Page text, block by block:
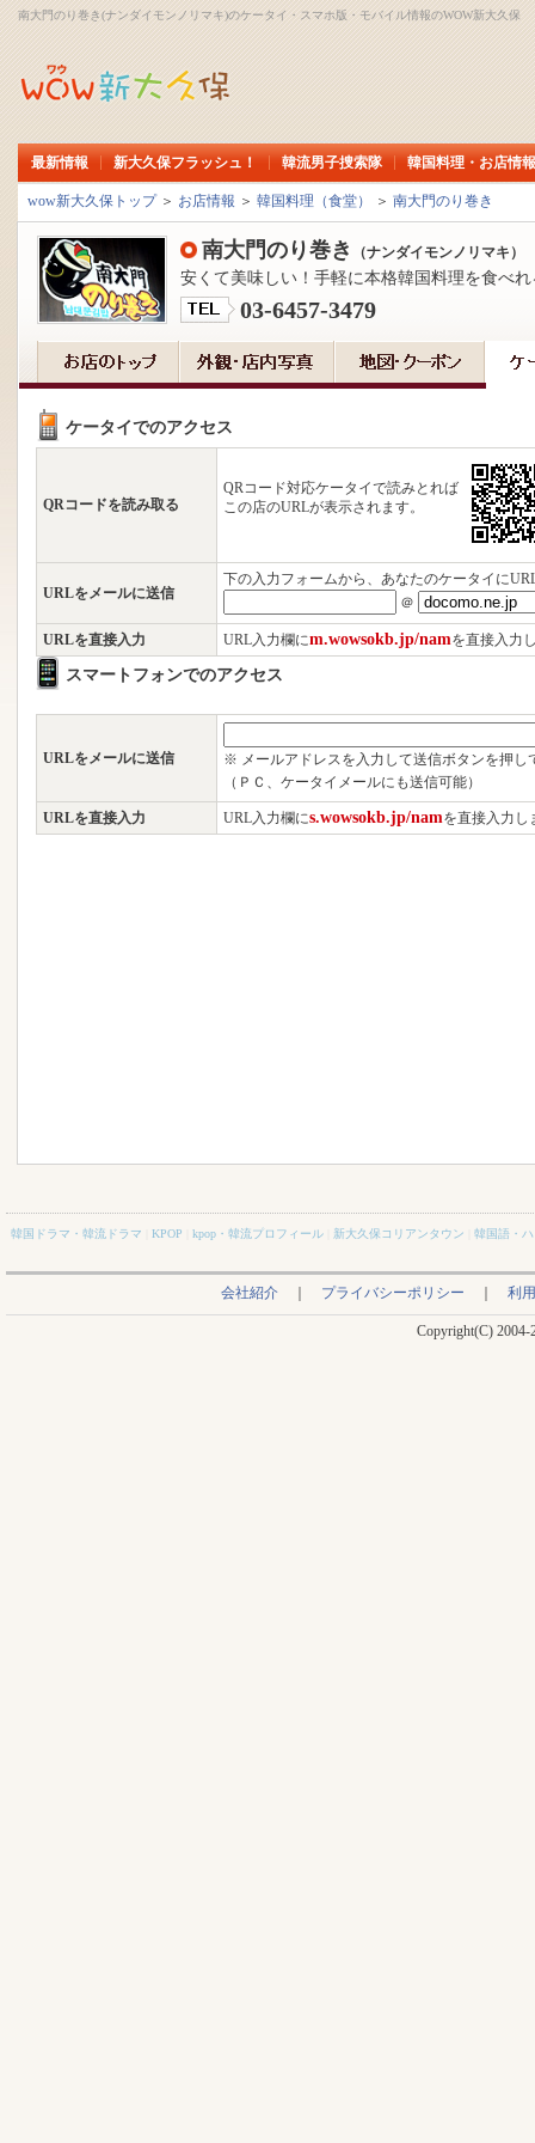
南大門のり巻き(ナンダイモンノリマキ)のケータイ・スマホ版・モバイル情報のWOW新大久保
最新情報 新大久保フラッシュ！ 韓流男子捜索隊 韓国料理・お店情報
wow新大久保トップ＞ お店情報 ＞ 韓国料理（食堂） ＞ 南大門のり巻き
南大門のり巻き （ナンダイモンノリマキ）
安くて美味しい！手軽に本格韓国料理を食べれ
03-6457-3479
ケータイでのアクセス
QRコードを読み取る
QRコード対応ケータイで読みとれば
この店のURLが表示されます。
URLをメールに送信
下の入力フォームから、あなたのケータイに
＠
URLを直接入力 URL入力欄にm.wowsokb.jp/namを直接入力
スマートフォンでのアクセス
URLをメールに送信
※ メールアドレスを入力して送信ボタンを押し
（ＰＣ、ケータイメールにも送信可能）
URLを直接入力 URL入力欄にs.wowsokb.jp/namを直接入力し
韓国ドラマ・韓流ドラマ KPOP kpop・韓流プロフィール 新大久保コリアンタウン 韓国語・
会社紹介 プライバシーポリシー 利
Copyright(C)